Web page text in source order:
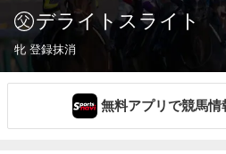
デライトスライト
牝 登録抹消
無料アプリで競馬情